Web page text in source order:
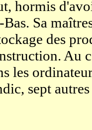
hormis
Bas. Sa
des
Au
les
sept